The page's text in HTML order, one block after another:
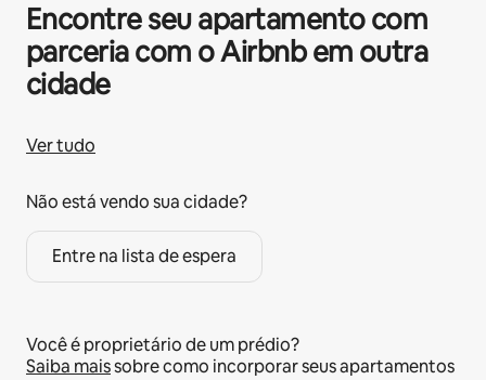
Encontre seu apartamento com
parceria com o Airbnb em outra
cidade
Ver tudo
Não está vendo sua cidade?
Entre na lista de espera
Você é proprietário de um prédio?
Saiba maissobre como incorporar seus apartamentos